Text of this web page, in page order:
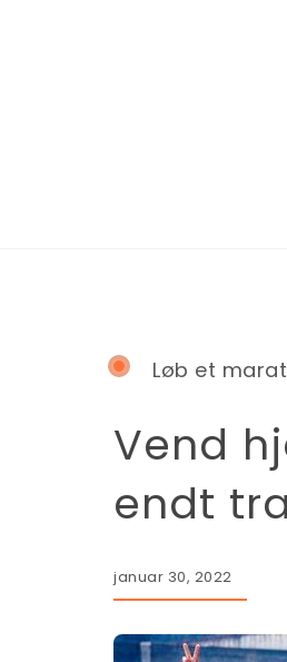
Løb et
Vend
endt
januar 30, 2022